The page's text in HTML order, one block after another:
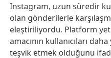
Instagram, uzun süredir
olan gönderilerle
eleştiriliyordu. Platform
amacının kullanıcıları
teşvik etmek olduğunu